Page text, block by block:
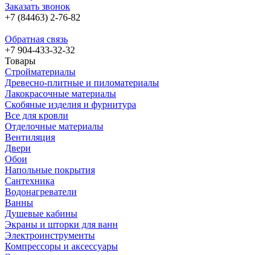
Заказать звонок
+7 (84463) 2-76-82
Обратная связь
+7 904-433-32-32
Товары
Стройматериалы
Древесно-плитные и пиломатериалы
Лакокрасочные материалы
Скобяные изделия и фурнитура
Все для кровли
Отделочные материалы
Вентиляция
Двери
Обои
Напольные покрытия
Сантехника
Водонагреватели
Ванны
Душевые кабины
Экраны и шторки для ванн
Электроинструменты
Компрессоры и аксессуары